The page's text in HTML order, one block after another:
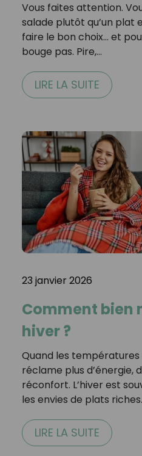
Vous faites attention.
salade plutôt qu’un plat
faire le bon choix… et
bouge pas. Pire,…
LIRE LA SUITE
23 janvier 2026
Comment bien
hiver ?
Quand les
réclame plus d’énergie,
réconfort. L’hiver est
les envies de plats
LIRE LA SUITE